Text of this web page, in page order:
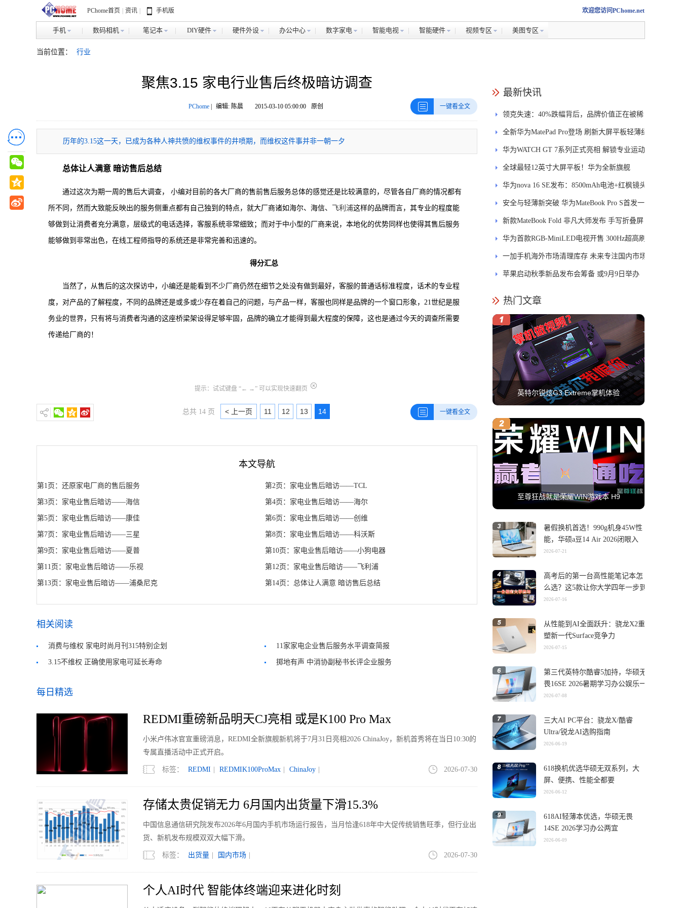
PChome首页 资讯 手机版 欢迎您访问PChome.net
手机 数码相机 笔记本 DIY硬件 硬件外设 办公中心 数字家电 智能电视 智能硬件 视频专区 美图专区
当前位置： 行业
聚焦3.15 家电行业售后终极暗访调查
PChome| 编辑: 陈晨 2015-03-10 05:00:00 原创 一键看全文
历年的3.15这一天，已成为各种人神共愤的维权事件的井喷期，而维权这件事并非一朝一夕
总体让人满意 暗访售后总结
通过这次为期一周的售后大调查， 小编对目前的各大厂商的售前售后服务总体的感觉还是比较满意的，尽管各自厂商的情况都有
所不同，然而大致能反映出的服务侧重点都有自己独到的特点，就大厂商诸如海尔、海信、 飞利浦这样的品牌而言，其专业的程度能
够做到让消费者充分满意，层级式的电话选择，客服系统非常细致；而对于中小型的厂商来说，本地化的优势同样也使得其售后服务
能够做到非常出色，在线工程师指导的系统还是非常完善和迅速的。
得分汇总
当然了，从售后的这次探访中，小编还是能看到不少厂商仍然在细节之处没有做到最好，客服的普通话标准程度，话术的专业程
度，对产品的了解程度，不同的品牌还是或多或少存在着自己的问题，与产品一样，客服也同样是品牌的一个窗口形象，21世纪是服
务业的世界，只有将与消费者沟通的这座桥梁架设得足够牢固，品牌的确立才能得到最大程度的保障，这也是通过今天的调查所需要
传递给厂商的！
提示：试试键盘 “← →” 可以实现快速翻页
总共 14 页 < 上一页 11 12 13 14 一键看全文
本文导航
第1页：还原家电厂商的售后服务 第2页：家电业售后暗访——TCL
第3页：家电业售后暗访——海信 第4页：家电业售后暗访——海尔
第5页：家电业售后暗访——康佳 第6页：家电业售后暗访——创维
第7页：家电业售后暗访——三星 第8页：家电业售后暗访——科沃斯
第9页：家电业售后暗访——夏普 第10页：家电业售后暗访——小狗电器
第11页：家电业售后暗访——乐视 第12页：家电业售后暗访——飞利浦
第13页：家电业售后暗访——浦桑尼克 第14页：总体让人满意 暗访售后总结
相关阅读
消费与维权 家电时尚月刊315特别企划 11家家电企业售后服务水平调查简报
3.15不维权 正确使用家电可延长寿命 掷地有声 中消协副秘书长评企业服务
每日精选
REDMI重磅新品明天CJ亮相 或是K100 Pro Max
小米卢伟冰官宣重磅消息，REDMI全新旗舰新机将于7月31日亮相2026 ChinaJoy，新机首秀将在当日10:30的
专属直播活动中正式开启。
标签： REDMI REDMIK100ProMax ChinaJoy 2026-07-30
存储太贵促销无力 6月国内出货量下滑15.3%
中国信息通信研究院发布2026年6月国内手机市场运行报告，当月恰逢618年中大促传统销售旺季，但行业出
货、新机发布规模双双大幅下滑。
标签： 出货量 国内市场 2026-07-30
个人AI时代 智能体终端迎来进化时刻
最新快讯
领克失速：40%跌幅背后，品牌价值正在被稀
释
全新华为MatePad Pro登场 刷新大屏平板轻薄纪
录
华为WATCH GT 7系列正式亮相 解锁专业运动
新体验
全球最轻12英寸大屏平板！华为全新旗舰
MatePad Pro正式发布
华为nova 16 SE发布：8500mAh电池+红枫镜头
安全与轻薄新突破 华为MateBook Pro S首发一
区双像素技术防窥屏
新款MateBook Fold 非凡大师发布 手写折叠屏
引领PC交互新体验
华为首款RGB-MiniLED电视开售 300Hz超高刷
新率
一加手机海外市场清理库存 未来专注国内市场
苹果启动秋季新品发布会筹备 或9月9日举办
热门文章
英特尔锐炫G3 Extreme掌机体验
至尊狂战就是荣耀WIN游戏本 H9
暑假换机首选！990g机身45W性
能，华硕a豆14 Air 2026闭眼入
2026-07-21
高考后的第一台高性能笔记本怎
么选？这5款让你大学四年一步到
位
2026-07-16
从性能到AI全面跃升：骁龙X2重
塑新一代Surface竞争力
2026-07-15
第三代英特尔酷睿5加持，华硕无
畏16SE 2026暑期学习办公娱乐一
机搞定
2026-07-08
三大AI PC平台：骁龙X/酷睿
Ultra/锐龙AI选购指南
2026-06-19
618换机优选华硕无双系列，大
屏、便携、性能全都要
2026-06-12
618AI轻薄本优选，华硕无畏
14SE 2026学习办公两宜
2026-06-09